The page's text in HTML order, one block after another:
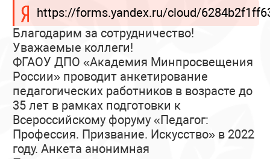
https://forms.yandex.ru/cloud/
Благодарим за сотрудничество!
Уважаемые коллеги!
ФГАОУ ДПО «Академия Минпросвещения
России» проводит анкетирование
педагогических работников в возрасте до
35 лет в рамках подготовки к
Всероссийскому форуму «Педагог:
Профессия. Призвание. Искусство» в 2022
году. Анкета анонимная